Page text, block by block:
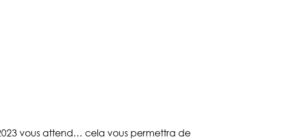
vous attend… cela vous permettra de